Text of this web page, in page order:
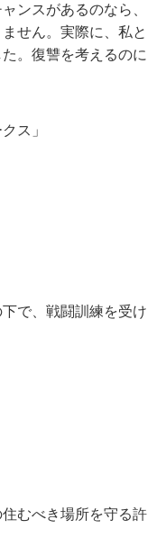
ンスがあるのなら、
せん。実際に、私と
。復讐を考えるのに
ス」
で、戦闘訓練を受け
住むべき場所を守る許